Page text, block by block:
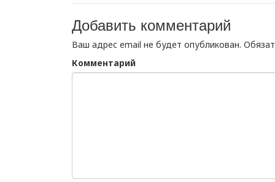
Добавить комментарий
Ваш адрес email не будет опубликован.
Комментарий